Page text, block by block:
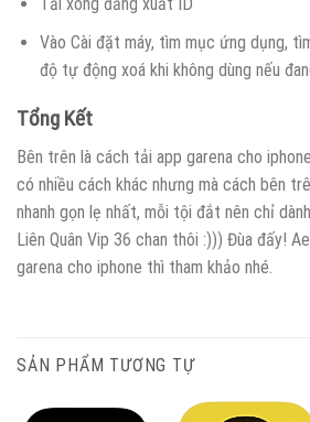
Vào Cài đặt máy, tìm mục ứng dụng,
độ tự động xoá khi không dùng nếu
Tổng Kết
Bên trên là cách tải app garena cho
có nhiều cách khác nhưng mà cách bên
nhanh gọn lẹ nhất, mỗi tội đắt nên chỉ
Liên Quân Vip 36 chan thôi :))) Đùa đấy!
garena cho iphone thì tham khảo nhé.
SẢN PHẨM TƯƠNG TỰ